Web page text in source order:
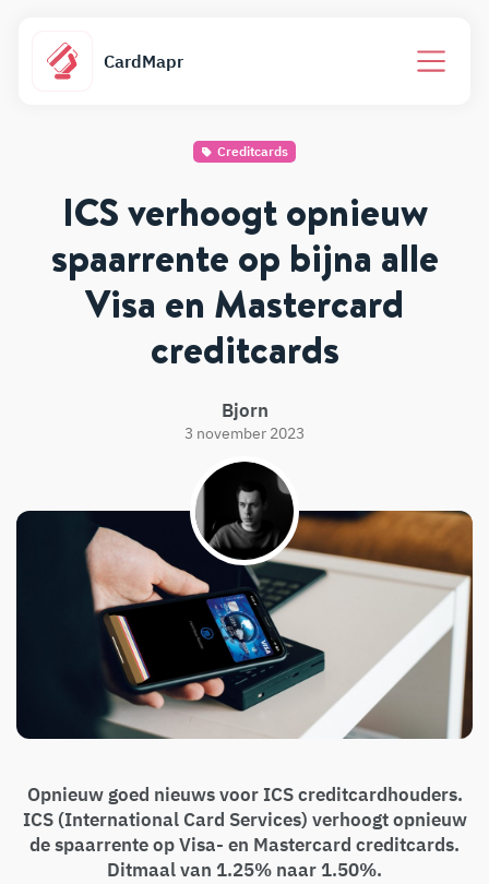
CardMapr
Creditcards
ICS verhoogt opnieuw
spaarrente op bijna alle
Visa en Mastercard
creditcards
Bjorn
3 november 2023
Opnieuw goed nieuws voor ICS creditcardhouders.
ICS (International Card Services) verhoogt opnieuw
de spaarrente op Visa- en Mastercard creditcards.
Ditmaal van 1.25% naar 1.50%.